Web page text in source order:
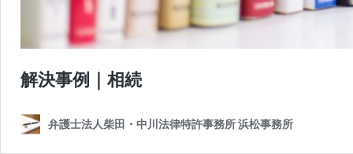
解決事例｜相続
弁護士法人柴田・中川法律特許事務所 浜松事務所